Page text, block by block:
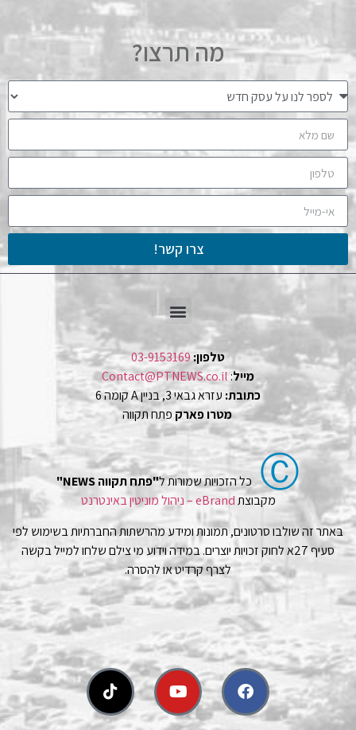
מה תרצו?
צרו קשר!
טלפון:03-9153169
מייל:
Contact@PTNEWS.co.il
כתובת: עזרא גבאי 3, בניין A קומה 6
מטרו פארק פתח תקווה
Ⓒ כל הזכויות שמורות ל"פתח תקווה NEWS"
מקבוצתeBrand – ניהול מוניטין באינטרנט
באתר זה שולבו סרטונים, תמונות ומידע מהרשתות החברתיות בשימוש לפי
סעיף 27א לחוק זכויות יוצרים. במידה וידוע מי צילם שלחו למייל בקשה
לצרף קרדיט או להסרה.